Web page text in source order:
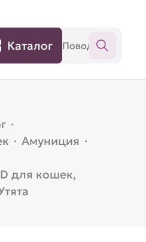
Каталог
·
· Амуниция ·
для кошек,